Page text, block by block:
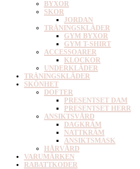
BYXOR
SKOR
JORDAN
TRÄNINGSKLÄDER
GYM BYXOR
GYM T-SHIRT
ACCESSOARER
KLOCKOR
UNDERKLÄDER
TRÄNINGSKLÄDER
SKÖNHET
DOFTER
PRESENTSET DAM
PRESENTSET HERR
ANSIKTSVÅRD
DAGKRÄM
NATTKRÄM
ANSIKTSMASK
HÅRVÅRD
VARUMÄRKEN
RABATTKODER